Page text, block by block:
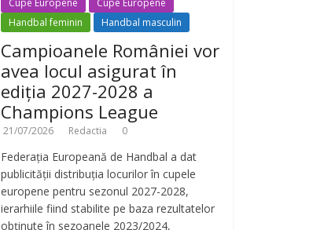
Cupe Europene
Cupe Europene
Handbal feminin
Handbal masculin
Campioanele României vor
avea locul asigurat în
ediția 2027-2028 a
Champions League
21/07/2026 Redactia 0
Federația Europeană de Handbal a dat
publicității distribuția locurilor în cupele
europene pentru sezonul 2027-2028,
ierarhiile fiind stabilite pe baza rezultatelor
obținute în sezoanele 2023/2024,